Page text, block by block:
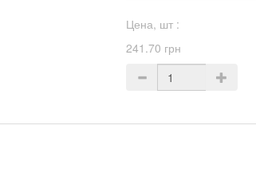
Цена, шт :
241.70 грн